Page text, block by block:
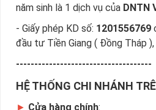
năm sinh là 1 dịch vụ của DNTN
- Giấy phép KD số: 1201556769
đầu tư Tiền Giang ( Đồng Tháp
-------------------------------------
HỆ THỐNG CHI NHÁNH
► Cửa hàng chính: